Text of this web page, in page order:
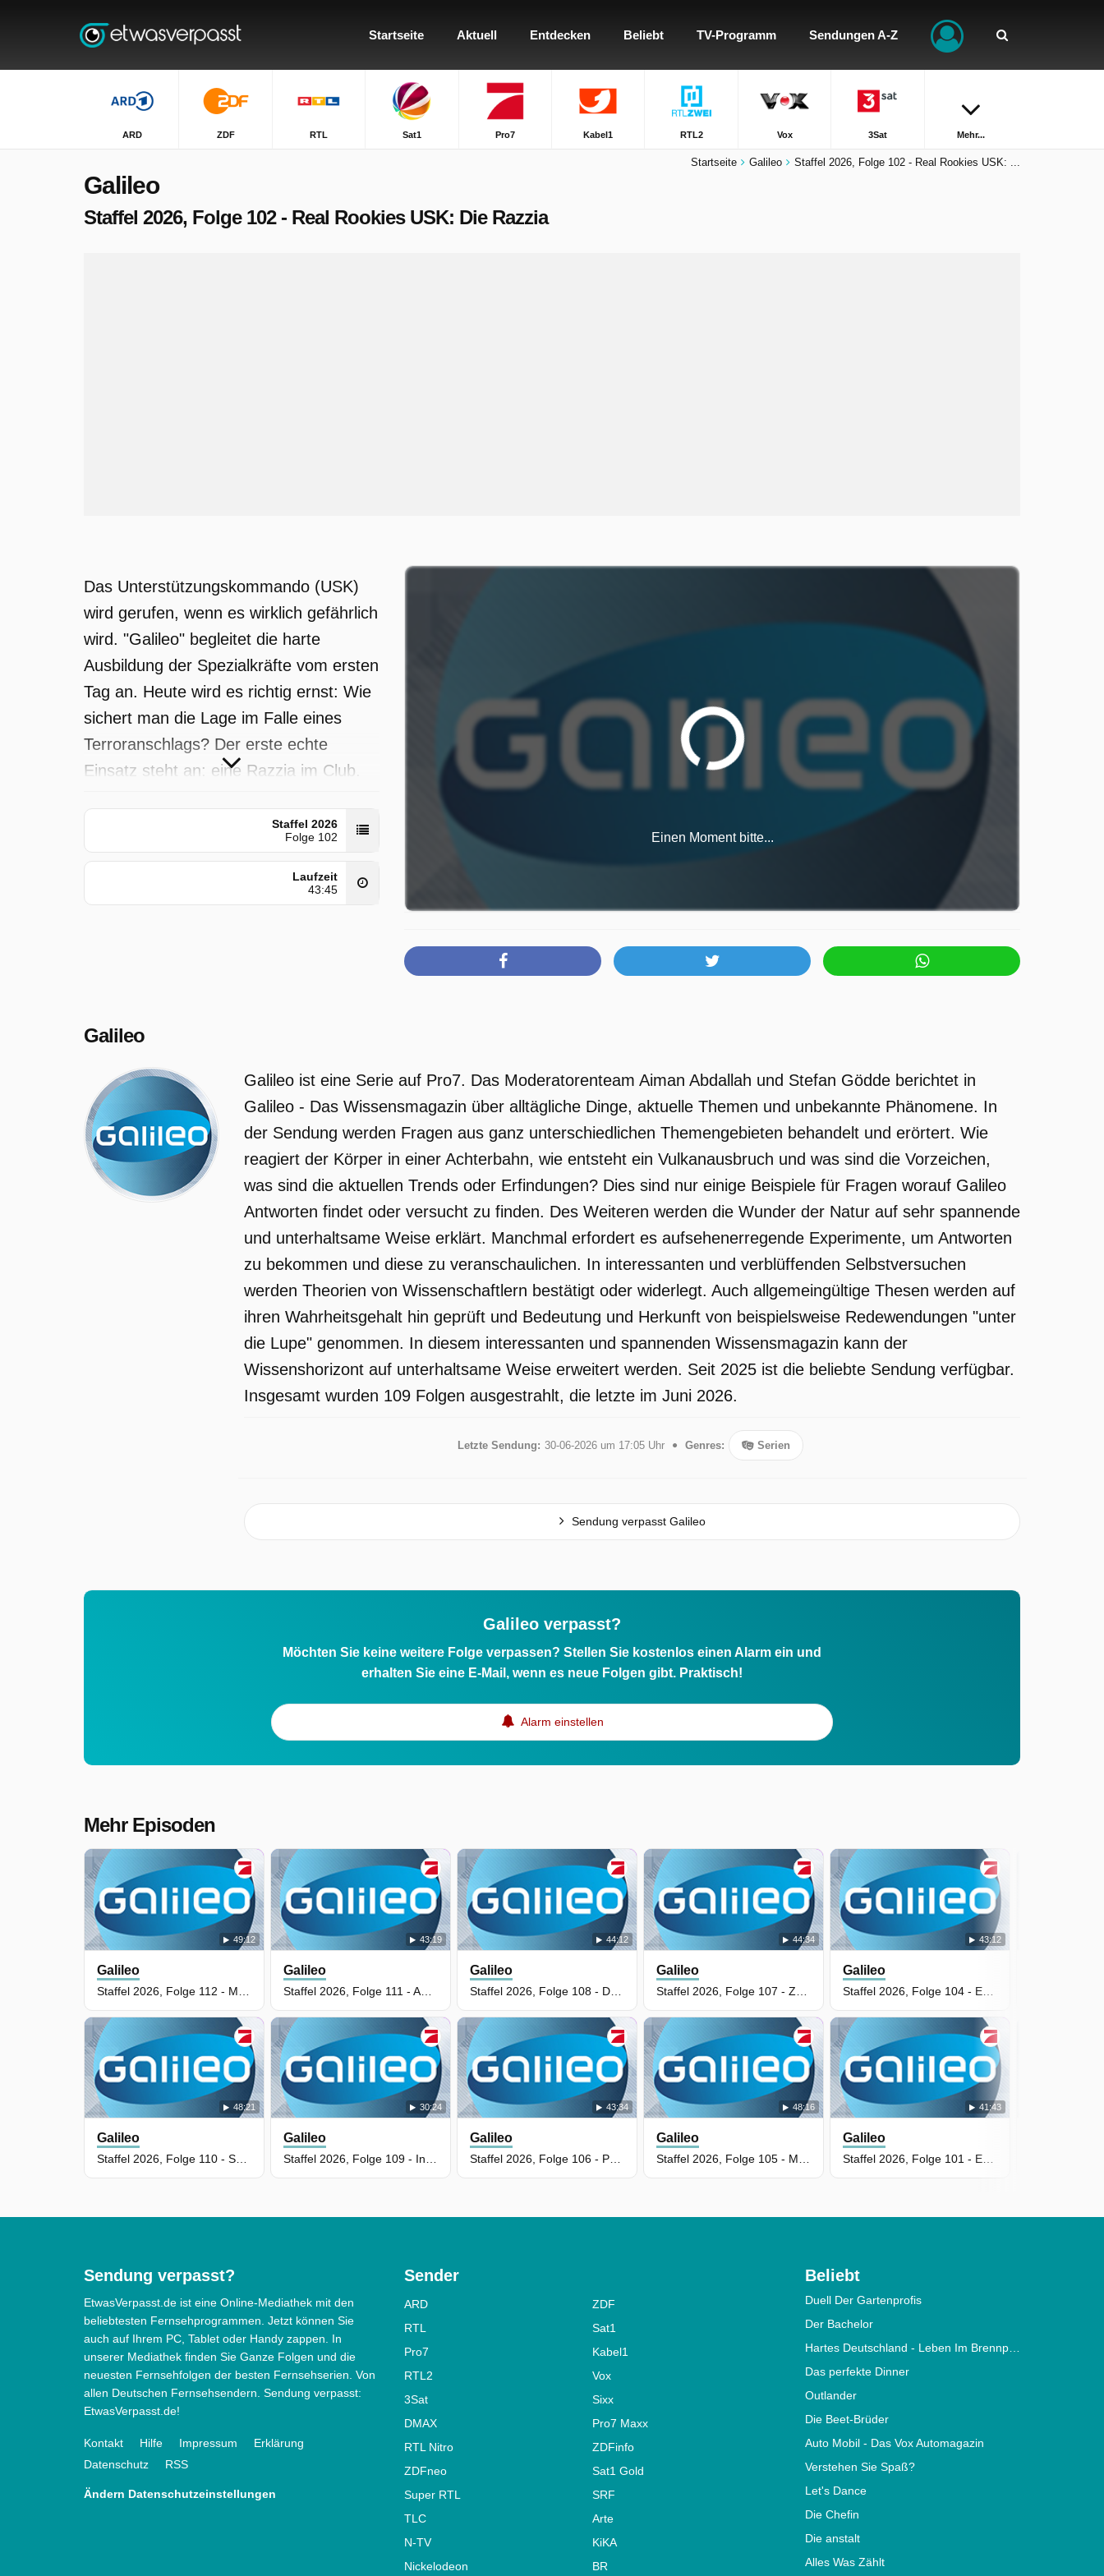
Startseite Aktuell Entdecken Beliebt TV-Programm Sendungen A-Z
ARD ZDF RTL Sat1 Pro7 Kabel1 RTL2 Vox 3Sat Mehr...
Startseite Galileo Staffel 2026, Folge 102 - Real Rookies USK: ...
Galileo
Staffel 2026, Folge 102 - Real Rookies USK: Die Razzia
Das Unterstützungskommando (USK)
wird gerufen, wenn es wirklich gefährlich
wird. "Galileo" begleitet die harte
Ausbildung der Spezialkräfte vom ersten
Tag an. Heute wird es richtig ernst: Wie
sichert man die Lage im Falle eines
Terroranschlags? Der erste echte
Einsatz steht an: eine Razzia im Club.
es am Ende ins Kommando?
Galileo wurde auf Pro7 ausgestrahlt am
Montag 1 Juni 2026, 17:05 Uhr.
Staffel 2026
Folge 102
Laufzeit
43:45
Einen Moment bitte...
Galileo
Galileo ist eine Serie auf Pro7. Das Moderatorenteam Aiman Abdallah und Stefan Gödde berichtet in
Galileo - Das Wissensmagazin über alltägliche Dinge, aktuelle Themen und unbekannte Phänomene. In
der Sendung werden Fragen aus ganz unterschiedlichen Themengebieten behandelt und erörtert. Wie
reagiert der Körper in einer Achterbahn, wie entsteht ein Vulkanausbruch und was sind die Vorzeichen,
was sind die aktuellen Trends oder Erfindungen? Dies sind nur einige Beispiele für Fragen worauf Galileo
Antworten findet oder versucht zu finden. Des Weiteren werden die Wunder der Natur auf sehr spannende
und unterhaltsame Weise erklärt. Manchmal erfordert es aufsehenerregende Experimente, um Antworten
zu bekommen und diese zu veranschaulichen. In interessanten und verblüffenden Selbstversuchen
werden Theorien von Wissenschaftlern bestätigt oder widerlegt. Auch allgemeingültige Thesen werden auf
ihren Wahrheitsgehalt hin geprüft und Bedeutung und Herkunft von beispielsweise Redewendungen "unter
die Lupe" genommen. In diesem interessanten und spannenden Wissensmagazin kann der
Wissenshorizont auf unterhaltsame Weise erweitert werden. Seit 2025 ist die beliebte Sendung verfügbar.
Insgesamt wurden 109 Folgen ausgestrahlt, die letzte im Juni 2026.
Letzte Sendung: 30-06-2026 um 17:05 Uhr Genres: Serien
Sendung verpasst Galileo
Galileo verpasst?
Möchten Sie keine weitere Folge verpassen? Stellen Sie kostenlos einen Alarm ein und
erhalten Sie eine E-Mail, wenn es neue Folgen gibt. Praktisch!
Alarm einstellen
Mehr Episoden
49:12
Galileo
43:19
Galileo
48:21
Galileo
30:24
Galileo
44:12
Galileo
44:34
Galileo
43:34
Galileo
48:16
Galileo
43:12
Galileo
41:43
Galileo
Sendung verpasst?
EtwasVerpasst.de ist eine Online-Mediathek mit den
beliebtesten Fernsehprogrammen. Jetzt können Sie
auch auf Ihrem PC, Tablet oder Handy zappen. In
unserer Mediathek finden Sie Ganze Folgen und die
neuesten Fernsehfolgen der besten Fernsehserien. Von
allen Deutschen Fernsehsendern. Sendung verpasst:
EtwasVerpasst.de!
Kontakt Hilfe Impressum
Erklärung
Datenschutz
RSS
Ändern Datenschutzeinstellungen
Sender
ARD
ZDF
RTL
Sat1
Pro7
Kabel1
RTL2
Vox
3Sat
Sixx
DMAX
Pro7 Maxx
RTL Nitro
ZDFinfo
ZDFneo
Sat1 Gold
Super RTL
SRF
TLC
Arte
N-TV
KiKA
Nickelodeon
BR
Beliebt
Duell Der Gartenprofis
Der Bachelor
Hartes Deutschland - Leben Im Brennpunkt
Das perfekte Dinner
Outlander
Die Beet-Brüder
Auto Mobil - Das Vox Automagazin
Verstehen Sie Spaß?
Let's Dance
Die Chefin
Die anstalt
Alles Was Zählt